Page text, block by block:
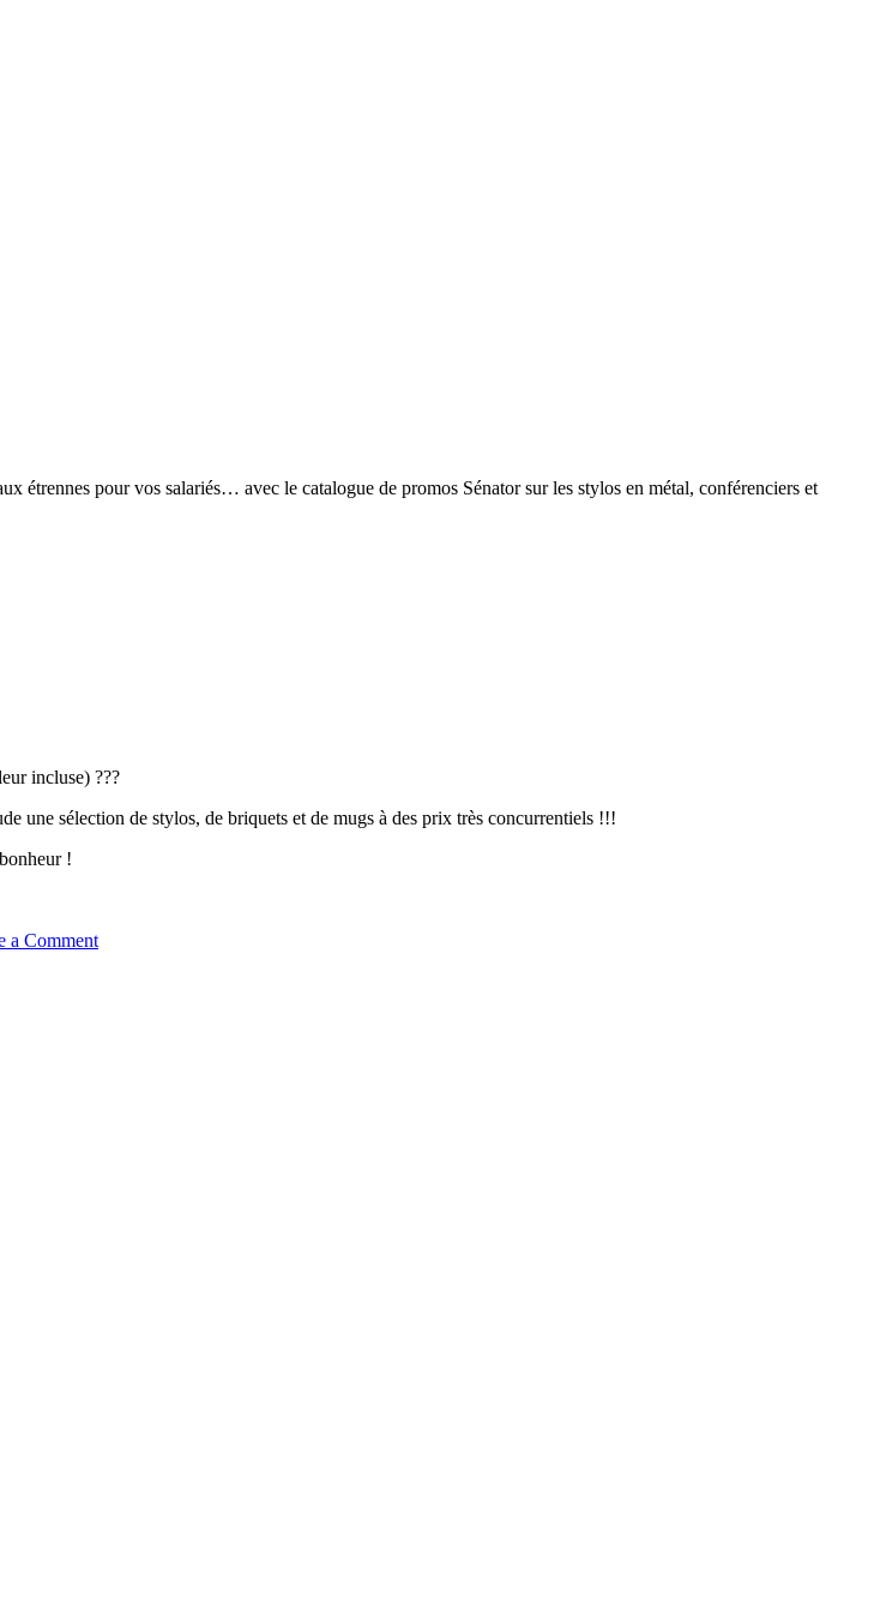
étrennes pour vos salariés… avec le catalogue de promos Sénator sur les stylos en métal, conférenciers et
incluse) ???
une sélection de stylos, de briquets et de mugs à des prix très concurrentiels !!!
!
a Comment